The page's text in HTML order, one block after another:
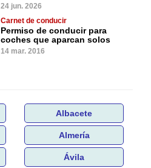
24 jun. 2026
Carnet de conducir
Permiso de conducir para
coches que aparcan solos
14 mar. 2016
Albacete
Almería
Ávila